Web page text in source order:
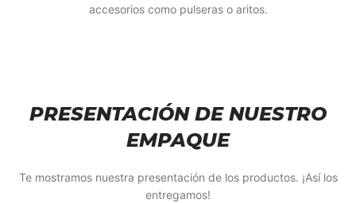
accesorios como pulseras o aritos.
PRESENTACIÓN DE NUESTRO
EMPAQUE
Te mostramos nuestra presentación de los productos. ¡Así los
entregamos!